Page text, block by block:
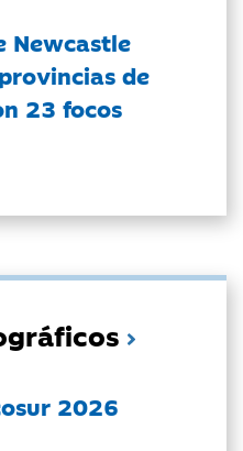
Newcastle
de
23 focos
2026